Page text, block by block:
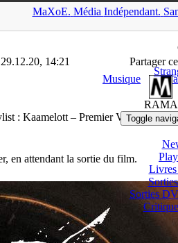
MaXoE. Média Indépendant.
RAMA
Toggle
Sorties
▲
14:21 Partager
Musique
: Kaamelott – Premier Volet, Corps
en attendant la sortie du film.